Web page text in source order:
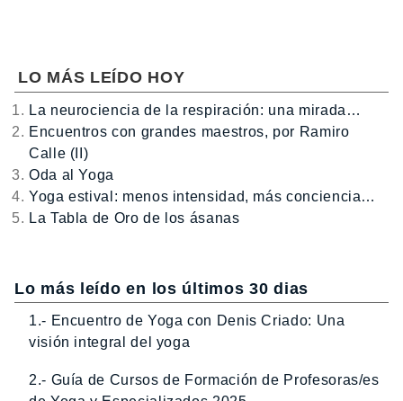
LO MÁS LEÍDO HOY
La neurociencia de la respiración: una mirada…
Encuentros con grandes maestros, por Ramiro
Calle (II)
Oda al Yoga
Yoga estival: menos intensidad, más conciencia…
La Tabla de Oro de los ásanas
Lo más leído en los últimos 30 dias
1.- Encuentro de Yoga con Denis Criado: Una
visión integral del yoga
2.- Guía de Cursos de Formación de Profesoras/es